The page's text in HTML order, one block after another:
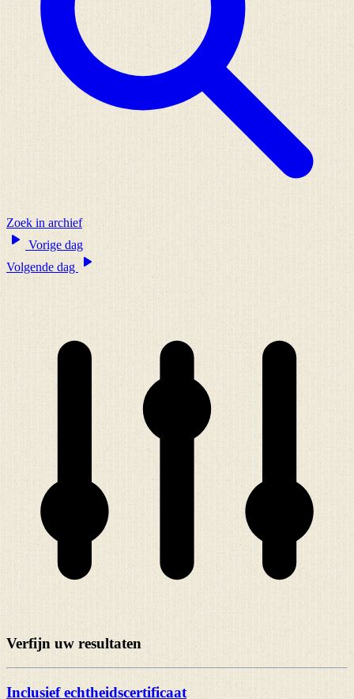
Zoek in archief
Vorige dag
Volgende dag
Verfijn uw resultaten
Inclusief echtheidscertificaat